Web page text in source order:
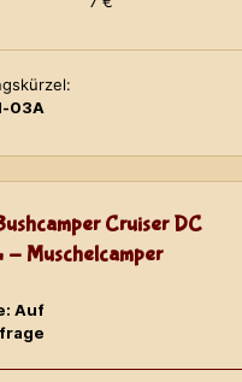
03A
Cruiser DC
- Muschelcamper
Auf